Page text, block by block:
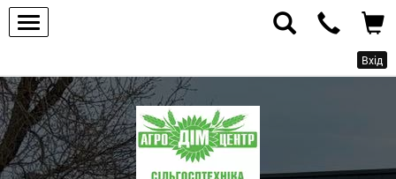
Вхід
ПП
"Агродім-
центр"
-